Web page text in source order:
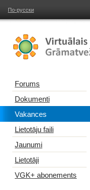
По-русски
Forums
Dokumenti
Vakances
Lietotāju faili
Jaunumi
Lietotāji
VGK+ abonements